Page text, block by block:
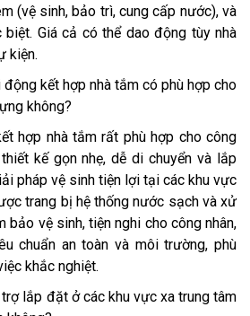
(vệ sinh, bảo trì, cung cấp nước), và
Giá cả có thể dao động tùy nhà
kiện.
động kết hợp nhà tắm có phù hợp cho
không?
hợp nhà tắm rất phù hợp cho công
kế gọn nhẹ, dễ di chuyển và lắp
pháp vệ sinh tiện lợi tại các khu vực
trang bị hệ thống nước sạch và xử
bảo vệ sinh, tiện nghi cho công nhân,
chuẩn an toàn và môi trường, phù
khắc nghiệt.
lắp đặt ở các khu vực xa trung tâm